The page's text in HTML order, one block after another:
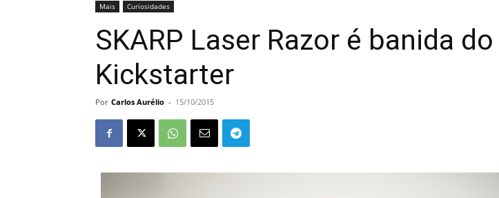
Mais Curiosidades
SKARP Laser Razor é banida do
Kickstarter
Por Carlos Aurélio - 15/10/2015